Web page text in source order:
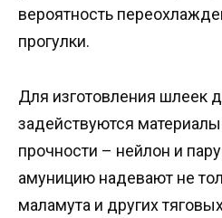
вероятность
прогулки.
Для изготовления шлеек
задействуются
прочности – нейлон и
амуницию надевают не
маламута и других